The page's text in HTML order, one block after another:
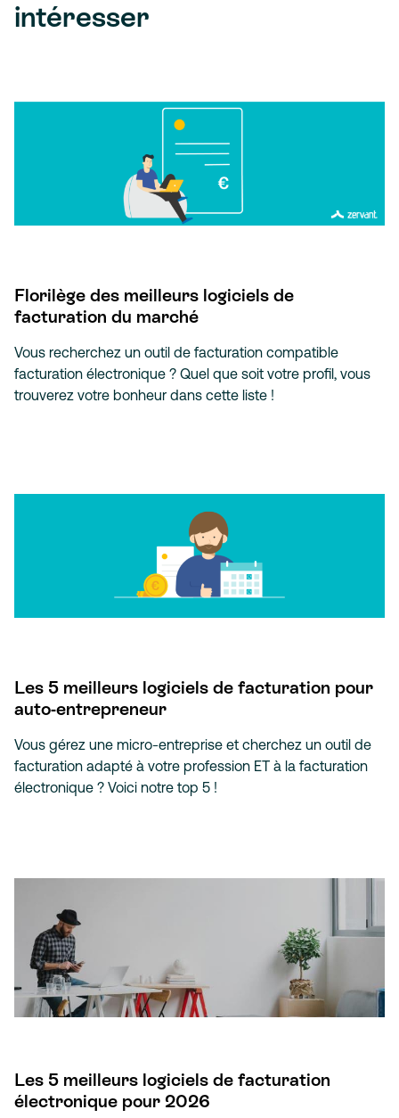
intéresser
Florilège des meilleurs logiciels de
facturation du marché
Vous recherchez un outil de facturation compatible
facturation électronique ? Quel que soit votre profil, vous
trouverez votre bonheur dans cette liste !
Les 5 meilleurs logiciels de facturation pour
auto-entrepreneur
Vous gérez une micro-entreprise et cherchez un outil de
facturation adapté à votre profession ET à la facturation
électronique ? Voici notre top 5 !
Les 5 meilleurs logiciels de facturation
électronique pour 2026